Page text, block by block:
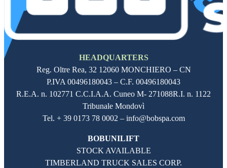
HEADQUARTERS
Reg. Oltre Rea, 32 12060 MONCHIERO – CN
P.IVA 00496180043 – C.F. 00496180043
R.E.A. n. 102771 C.C.I.A.A. Cuneo M- 271088R.I. n. 1122
Tribunale Mondovì
Tel. + 39 0173 78 0002 – info@bobspa.com
BOBUNILIFT
STOCK AVAILABLE
TIMBERLAND TRUCK SALES CORP.